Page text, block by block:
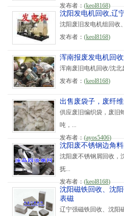
发布者： (keol8168)
沈阳发电机回收,辽
沈阳废旧发电机组回收
发布者： (keol8168)
浑南报废发电机回
浑南废旧电机回收/沈
发布者： (keol8168)
出售废袋子，废纤
供应废旧编织袋，废旧
吨，...
发布者： (ayos5406)
沈阳废不锈钢边角
沈阳废不锈钢屑回收，
抚...
发布者： (keol8168)
沈阳磁铁回收、沈
表磁
辽宁强磁铁回收、沈阳